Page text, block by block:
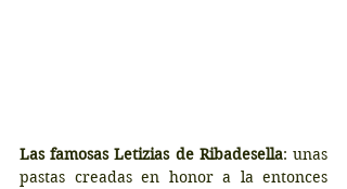
Las famosas Letizias de Ribadesella: unas
pastas creadas en honor a la entonces